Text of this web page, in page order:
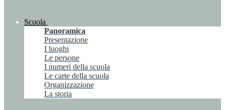
Scuola
Panoramica
Presentazione
I luoghi
Le persone
I numeri della scuola
Le carte della scuola
Organizzazione
La storia